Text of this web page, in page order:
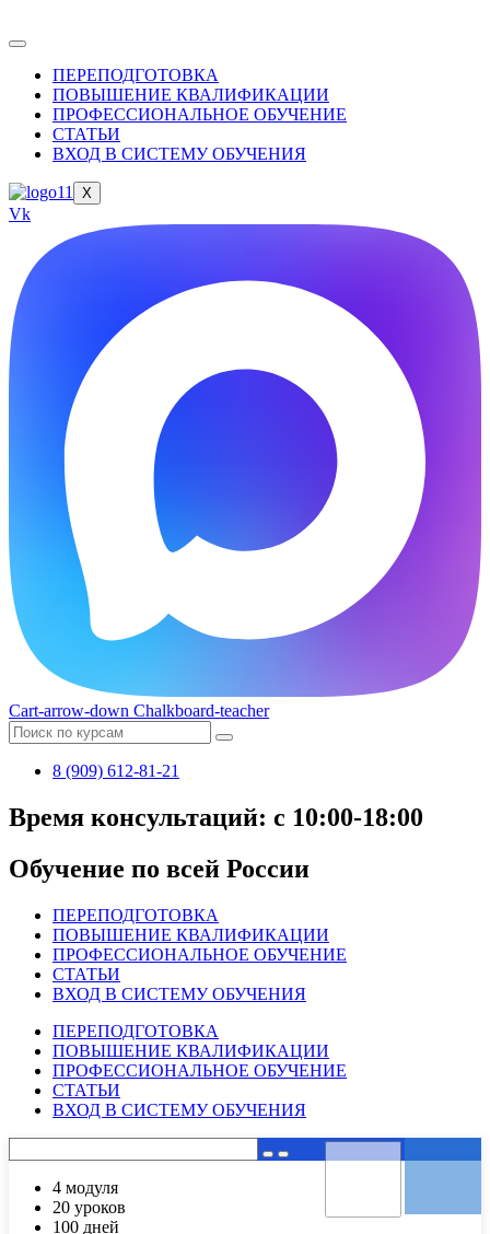
ПЕРЕПОДГОТОВКА
ПОВЫШЕНИЕ КВАЛИФИКАЦИИ
ПРОФЕССИОНАЛЬНОЕ ОБУЧЕНИЕ
СТАТЬИ
ВХОД В СИСТЕМУ ОБУЧЕНИЯ
X
Vk
Cart-arrow-down Chalkboard-teacher
8 (909) 612-81-21
Время консультаций: с 10:00-18:00
Обучение по всей России
ПЕРЕПОДГОТОВКА
ПОВЫШЕНИЕ КВАЛИФИКАЦИИ
ПРОФЕССИОНАЛЬНОЕ ОБУЧЕНИЕ
СТАТЬИ
ВХОД В СИСТЕМУ ОБУЧЕНИЯ
ПЕРЕПОДГОТОВКА
ПОВЫШЕНИЕ КВАЛИФИКАЦИИ
ПРОФЕССИОНАЛЬНОЕ ОБУЧЕНИЕ
СТАТЬИ
ВХОД В СИСТЕМУ ОБУЧЕНИЯ
4 модуля
20 уроков
100 дней